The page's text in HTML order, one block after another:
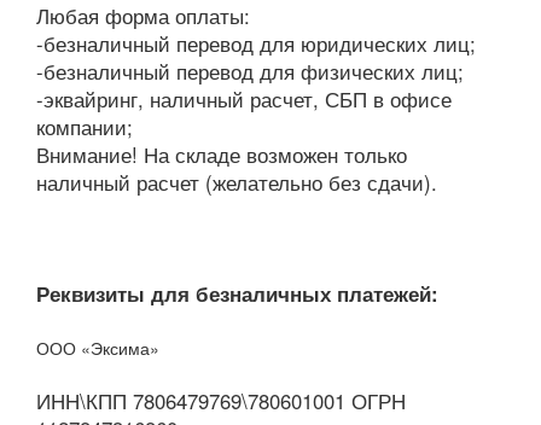
Любая форма оплаты:
-безналичный перевод для юридических лиц;
-безналичный перевод для физических лиц;
-эквайринг, наличный расчет, СБП в офисе
компании;
Внимание! На складе возможен только
наличный расчет (желательно без сдачи).
Реквизиты для безналичных платежей:
ООО «Эксима»
ИНН\КПП 7806479769\780601001 ОГРН